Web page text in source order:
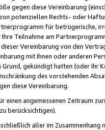
gegen diese Vereinbarung
potenziellen Rechts- oder
für betrügerische,
Teilnahme am
Vereinbarung von den
mit Ihnen oder anderen
gekündigt hatten (oder Ihr
des vorstehenden
diese Vereinbarung.
angemessenen Zeitraum
berücksichtigen).
aller im Zusammenhang